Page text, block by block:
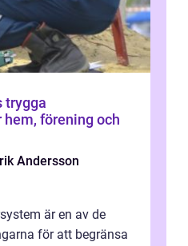
förening och
Andersson
är en av de
för att begränsa